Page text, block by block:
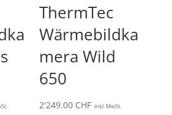
ThermTec
Wärmebildka
mera Wild
650
2'249.00 CHF inkl. MwSt.